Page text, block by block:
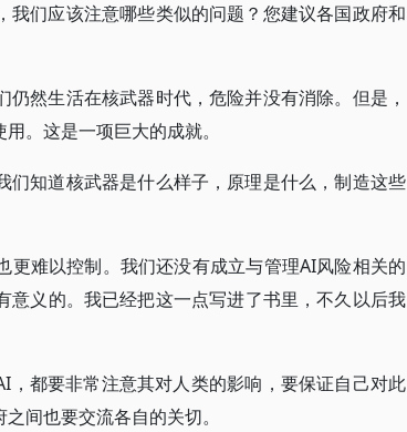
们应该注意哪些类似的问题？您建议各国政府和
然生活在核武器时代，危险并没有消除。但是，
。这是一项巨大的成就。
知道核武器是什么样子，原理是什么，制造这些
更难以控制。我们还没有成立与管理AI风险相关的
义的。我已经把这一点写进了书里，不久以后我
都要非常注意其对人类的影响，要保证自己对此
间也要交流各自的关切。